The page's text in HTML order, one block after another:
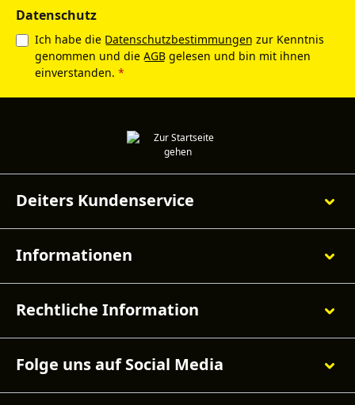
Datenschutz
Ich habe die Datenschutzbestimmungen zur Kenntnis
genommen und die AGB gelesen und bin mit ihnen
einverstanden. *
Deiters Kundenservice
Informationen
Rechtliche Information
Folge uns auf Social Media